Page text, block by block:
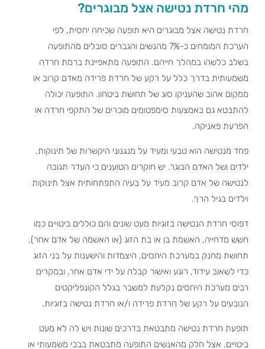
מהי חרדת נטישה אצל מבוגרים?
חרדת נטישה אצל מבוגרים היא תופעה שכיחה יחסית, לפי
הערכת המומחים כ-7% מהנשים והגברים סובלים מהתופעה
בשלב כלשהו במהלך חייהם. התופעה מתאפיינת ברמת חרדה
משמעותית בדרך כלל על רקע של חרדת פרידה מאדם קרוב או
ממקום אהוב שהעניקו סוג של תחושת ביטחון. התופעה יכולה
להתבטא גם באמצעות סימפטומים מוכרים של התקפי חרדה או
הפרעת פאניקה.
פחד מנטישה הוא טבעי ומעיד על מנגנוני היקשרות של תינוקות,
ילדים ושל האדם הבוגר. יש חוקרים הטוענים כי העדר תגובה
לנטישה של אדם קרוב מעיד על בעיה התפתחותית אצל תינוקות
וילדים בגיל הרך.
דפוסי חרדת הנטישה בזוגיות מעט שונים והם כוללים ביטויים כמו
חשש מדחייה, האשמת בן או בת הזוג (או האשמה של אדם אחר),
תחושת מחנק במערכת היחסים, היצמדות והישענות על בני הזוג
כדי לשאוב עידוד, רוגע ואישור קבלה על ידי אדם אחר, ובמקרים
רבים מערכת היחסים נקלעת למשבר בגלל הקונפליקטים
הנובעים על רקע של חרדת פרידה ו/או חרדת נטישה בזוגיות.
תופעת חרדת נטישה מתבטאת בדרכים שונות ויש לה לא מעט
ביטויים. אצל חלק מהאנשים התופעה מתבטאת בבכי משמעותי או